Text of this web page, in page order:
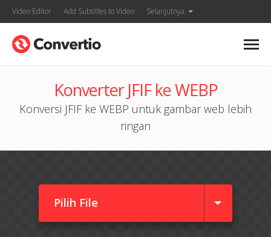
Video Editor Add Subtitles to Video Selanjutnya
Konverter JFIF ke WEBP
Konversi JFIF ke WEBP untuk gambar web lebih
ringan
Pilih File